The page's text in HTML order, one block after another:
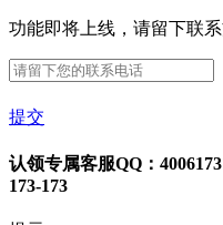
功能即将上线，请留下联
提交
认领专属客服QQ：
173-173